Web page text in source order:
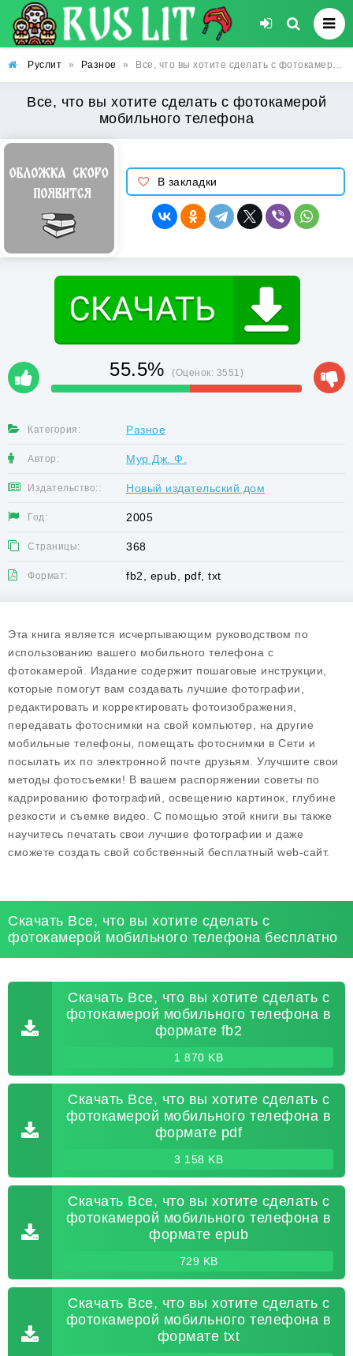
Руслит » Разное » Все, что вы хотите сделать с фотокамерой мобильного телефона
Все, что вы хотите сделать с фотокамерой
мобильного телефона
В закладки
55.5% (Оценок: 3551)
Категория: Разное
Автор: Мур Дж. Ф.
Издательство:: Новый издательский дом
Год: 2005
Страницы: 368
Формат: fb2, epub, pdf, txt
Эта книга является исчерпывающим руководством по
использованию вашего мобильного телефона с
фотокамерой. Издание содержит пошаговые инструкции,
которые помогут вам создавать лучшие фотографии,
редактировать и корректировать фотоизображения,
передавать фотоснимки на свой компьютер, на другие
мобильные телефоны, помещать фотоснимки в Сети и
посылать их по электронной почте друзьям. Улучшите свои
методы фотосъемки! В вашем распоряжении советы по
кадрированию фотографий, освещению картинок, глубине
резкости и съемке видео. С помощью этой книги вы также
научитесь печатать свои лучшие фотографии и даже
сможете создать свой собственный бесплатный web-сайт.
Скачать Все, что вы хотите сделать с
фотокамерой мобильного телефона бесплатно
Скачать Все, что вы хотите сделать с
фотокамерой мобильного телефона в
формате fb2
1 870 KB
Скачать Все, что вы хотите сделать с
фотокамерой мобильного телефона в
формате pdf
3 158 KB
Скачать Все, что вы хотите сделать с
фотокамерой мобильного телефона в
формате epub
729 KB
Скачать Все, что вы хотите сделать с
фотокамерой мобильного телефона в
формате txt